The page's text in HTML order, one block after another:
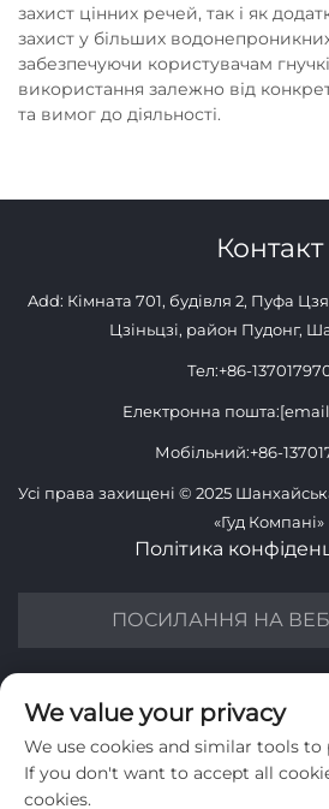
захист цінних речей, так і як
захист у більших
забезпечуючи користувачам
використання залежно від
та вимог до діяльності.
Контакт
Add: Кімната 701, будівля 2, Пуфа
Цзіньцзі, район Пудонг,
Тел:+86-
Електронна пошта:
Мобільний:+86-
Усі права захищені © 2025
«Гуд Компані»
Політика
ПОСИЛАННЯ НА
Підпишіться, щоб отримувати наш
We value your privacy
We use cookies and similar tools to
If you don't want to accept all
cookies.